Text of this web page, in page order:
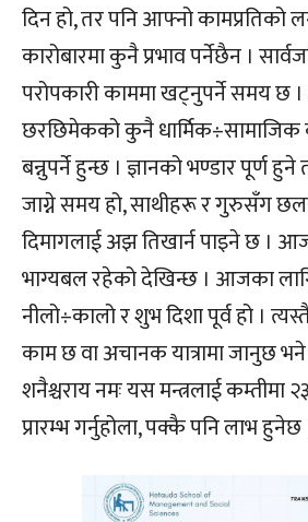
दिन हो, तर पनि आफ्नो
कारोबारमा कुनै प्रभाव पर्नेछैन ।
परोपकारी काममा खट्नुपर्ने समय छ
छरछिमेकको कुनै धार्मिक÷सामाजिक
बन्नुपर्ने हुन्छ । ज्ञानको भण्डार पूर्ण
जाग्ने समय हो, साथीहरू र गुरुसँग
दिमागलाई अझ तिखार्न पाइने छ ।
भाग्यबल रहेको देखिन्छ । आजका
नीलो÷कालो र शुभ दिशा पूर्व हो ।
काम छ वा अचानक यात्रामा जानुछ भने
शनैश्चराय नमः यस मन्त्रलाई कम्तीमा
प्रारम्भ गर्नुहोला, पक्कै पनि लाभ हुनेछ